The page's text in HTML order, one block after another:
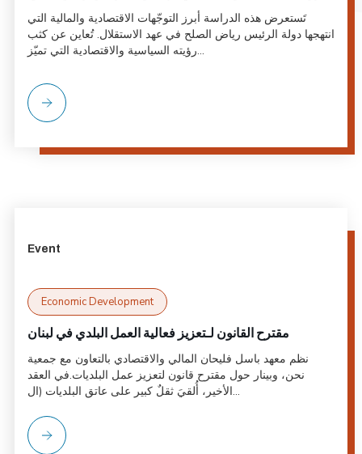
تَستعرض هذه الدراسة أبرز التوجّهات الاقتصادية والمالية التي
انتهجها دولة الرئيس رياض الصلح في عهد الاستقلال. تُعاين عن كثب
رؤيته السياسية والاقتصادية التي تميّز...
Event
Economic Development
مقترح القانون لـتعزيز فعالية العمل البلدي في لبنان
نظم معهد باسل فليحان المالي والاقتصادي بالتعاون مع جمعية
نحن، وبينار حول مقترح قانون لتعزيز عمل البلديات.في العقد
الأخير، أُلقيَ ثقلٌ كبير على عاتق البلديات (ال...